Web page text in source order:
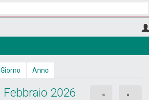
Giorno Anno
Febbraio 2026 « »